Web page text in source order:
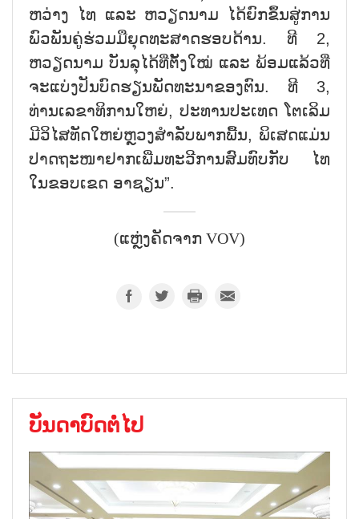
ຫວ່າງ ໄທ ແລະ ຫວຽດ​ນາມ ໄດ້​ຍົກ​ຂຶ້ນ​ສູ່​ການ​
ພົວ​ພັນ​ຄ​ູ່​ຮ່ວມ​ມື​ຍຸດ​ທະ​ສາດ​ຮອບ​ດ້ານ. ທີ 2,
ຫວຽດ​ນາມ ບັນ​ລຸ​ໄດ້​ທີ່​ຕັ້ງ​ໃໝ່ ແລະ ພ້ອມ​ແລ້ວ​ທີ່​
ຈະ​ແບ່ງ​ປັນ​ບົດ​ຮຽນ​ພັດ​ທະ​ນາ​ຂອງ​ຕົນ. ທີ 3,
ທ່ານ​ເລ​ຂາ​ທິ​ການ​ໃຫຍ່, ປະ​ທານ​ປະ​ເທ​ດ ໂຕ​ເລິມ
ມີ​ວິ​ໄສ​ທັດ​ໃຫຍ່​ຫຼວງ​ສຳ​ລັບ​ພາກ​ພື້ນ, ພິ​ເສດ​ແມ່ນ​
ປາດ​ຖະ​ໜາ​ຢາກ​ເພີ່ມ​ທະ​ວີ​ການ​ສົມ​ທົບ​ກັບ ໄທ
ໃນ​ຂອບ​ເຂດ ອາ​ຊຽນ”.
(ແຫຼ່ງຄັດຈາກ VOV)
ບັນດາບົດຕໍ່ໄປ